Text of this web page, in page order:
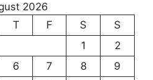
2026
T F S
S
1
2
6 7 8
9